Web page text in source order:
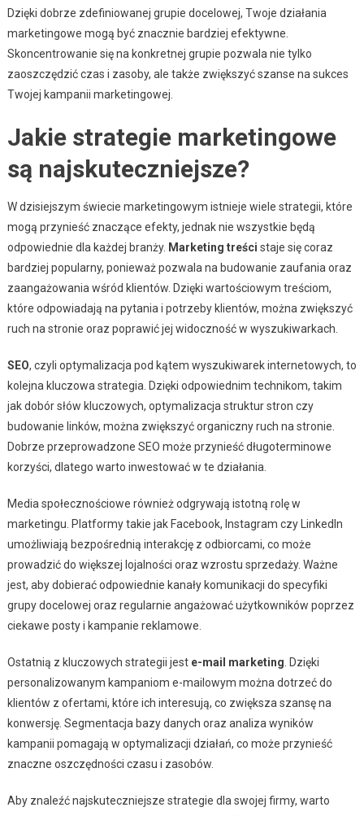
Dzięki dobrze zdefiniowanej grupie docelowej, Twoje działania
marketingowe mogą być znacznie bardziej efektywne.
Skoncentrowanie się na konkretnej grupie pozwala nie tylko
zaoszczędzić czas i zasoby, ale także zwiększyć szanse na sukces
Twojej kampanii marketingowej.
Jakie strategie marketingowe
są najskuteczniejsze?
W dzisiejszym świecie marketingowym istnieje wiele strategii, które
mogą przynieść znaczące efekty, jednak nie wszystkie będą
odpowiednie dla każdej branży. Marketing treści staje się coraz
bardziej popularny, ponieważ pozwala na budowanie zaufania oraz
zaangażowania wśród klientów. Dzięki wartościowym treściom,
które odpowiadają na pytania i potrzeby klientów, można zwiększyć
ruch na stronie oraz poprawić jej widoczność w wyszukiwarkach.
SEO, czyli optymalizacja pod kątem wyszukiwarek internetowych, to
kolejna kluczowa strategia. Dzięki odpowiednim technikom, takim
jak dobór słów kluczowych, optymalizacja struktur stron czy
budowanie linków, można zwiększyć organiczny ruch na stronie.
Dobrze przeprowadzone SEO może przynieść długoterminowe
korzyści, dlatego warto inwestować w te działania.
Media społecznościowe również odgrywają istotną rolę w
marketingu. Platformy takie jak Facebook, Instagram czy LinkedIn
umożliwiają bezpośrednią interakcję z odbiorcami, co może
prowadzić do większej lojalności oraz wzrostu sprzedaży. Ważne
jest, aby dobierać odpowiednie kanały komunikacji do specyfiki
grupy docelowej oraz regularnie angażować użytkowników poprzez
ciekawe posty i kampanie reklamowe.
Ostatnią z kluczowych strategii jest e-mail marketing . Dzięki
personalizowanym kampaniom e-mailowym można dotrzeć do
klientów z ofertami, które ich interesują, co zwiększa szansę na
konwersję. Segmentacja bazy danych oraz analiza wyników
kampanii pomagają w optymalizacji działań, co może przynieść
znaczne oszczędności czasu i zasobów.
Aby znaleźć najskuteczniejsze strategie dla swojej firmy, warto